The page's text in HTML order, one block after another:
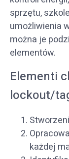
sprzętu,
umożliwienia
można je
elementów.
Elementi
lockout/
każdej